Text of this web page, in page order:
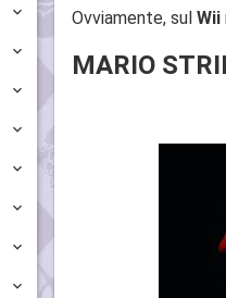
Ovviamente, sul Wii
MARIO